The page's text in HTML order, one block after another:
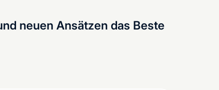
neuen Ansätzen das Beste